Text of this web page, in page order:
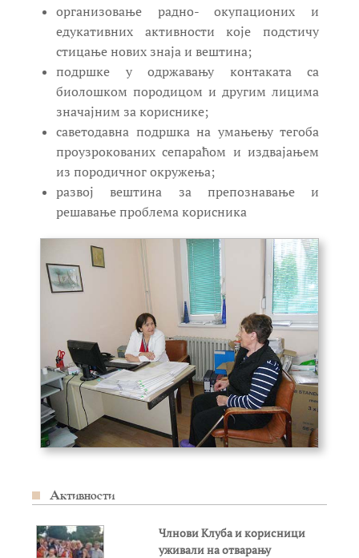
организовање радно- окупационих и
едукативних активности које подстичу
стицање нових знаја и вештина;
подршке у одржавању контаката са
биолошком породицом и другим лицима
значајним за кориснике;
саветодавна подршка на умањењу тегоба
проузрокованих сепараћом и издвајањем
из породичног окружења;
развој вештина за препознавање и
решавање проблема корисника
Активности
Члнови Клуба и корисници
уживали на отварању